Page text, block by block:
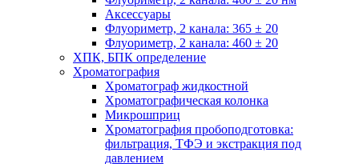
Аксессуары
Флуориметр, 2 канала: 365 ± 20
Флуориметр, 2 канала: 460 ± 20
ХПК, БПК определение
Хроматография
Хроматограф жидкостной
Хроматографическая колонка
Микрошприц
Хроматография пробоподготовка:
фильтрация, ТФЭ и экстракция под
давлением